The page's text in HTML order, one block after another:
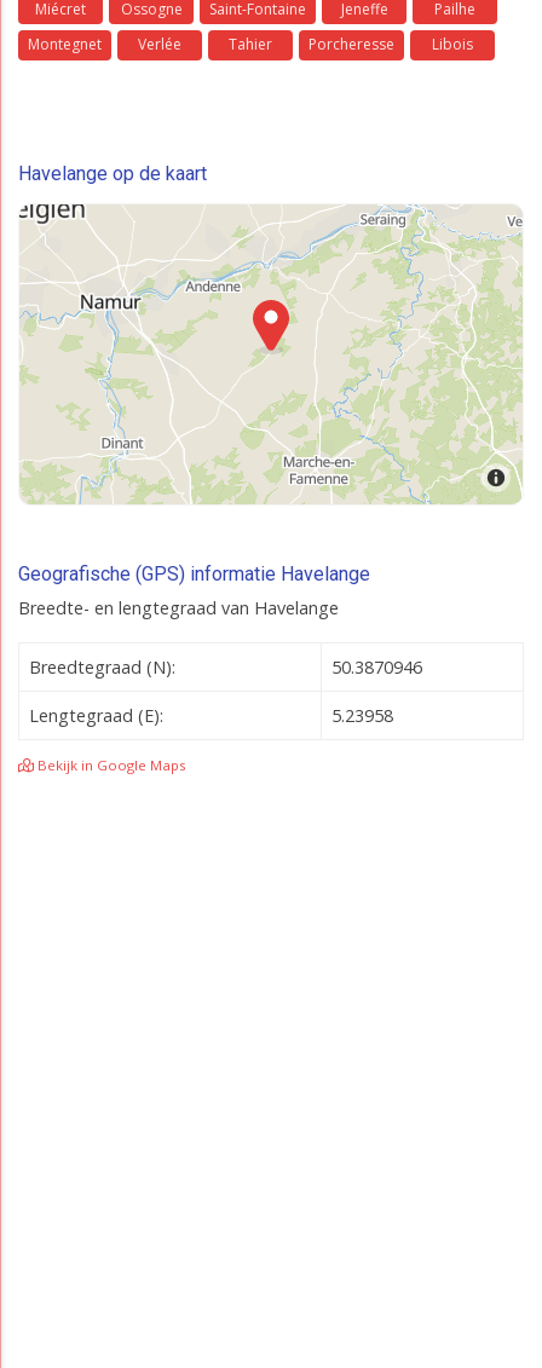
Miécret Ossogne Saint-Fontaine Jeneffe
Pailhe
Montegnet
Verlée Tahier Porcheresse Libois
Havelange op de kaart
Geografische (GPS) informatie Havelange
Breedte- en lengtegraad van Havelange
Breedtegraad (N): 50.3870946
Lengtegraad (E): 5.23958
Bekijk in Google Maps